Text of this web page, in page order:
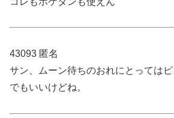
43093 匿名
サン、ムーン待ちのおれにとっては
でもいいけどね。